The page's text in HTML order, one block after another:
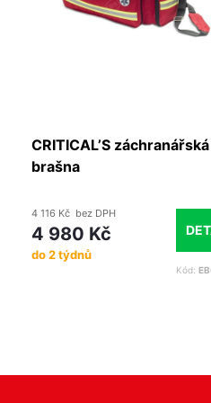
CRITICAL’S záchranářská
brašna
4 116 Kč bez DPH
4 980 Kč
do 2 týdnů
Kód: